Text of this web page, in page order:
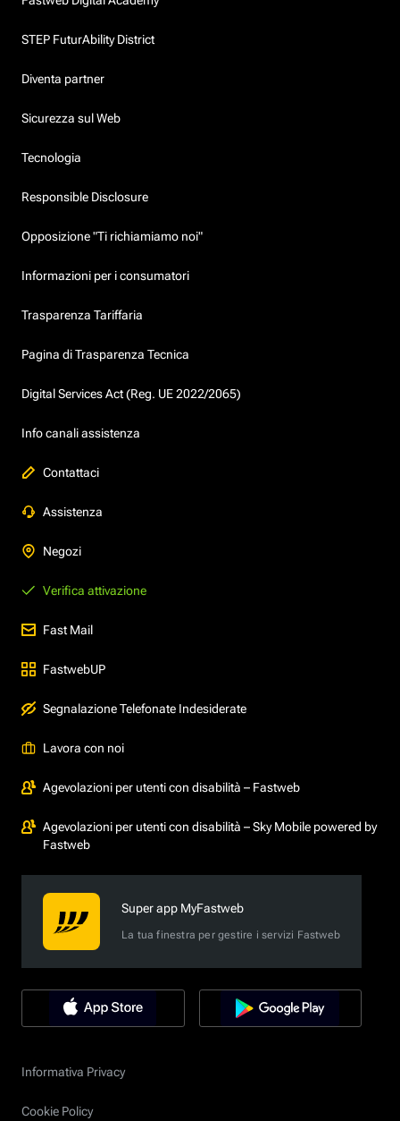
STEP FuturAbility District
Diventa partner
Sicurezza sul Web
Tecnologia
Responsible Disclosure
Opposizione "Ti richiamiamo noi"
Informazioni per i consumatori
Trasparenza Tariffaria
Pagina di Trasparenza Tecnica
Digital Services Act (Reg. UE 2022/2065)
Info canali assistenza
Contattaci
Assistenza
Negozi
Verifica attivazione
Fast Mail
FastwebUP
Segnalazione Telefonate Indesiderate
Lavora con noi
Agevolazioni per utenti con disabilità – Fastweb
Agevolazioni per utenti con disabilità – Sky Mobile powered by
Fastweb
Super app MyFastweb
La tua finestra per gestire i servizi Fastweb
Informativa Privacy
Cookie Policy